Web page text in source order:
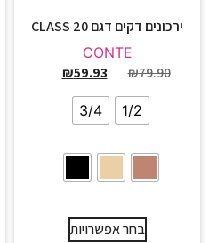
ירכונים דקים דגם CLASS 20
CONTE
₪79.90
₪59.93
1/2
3/4
בחר אפשרויות